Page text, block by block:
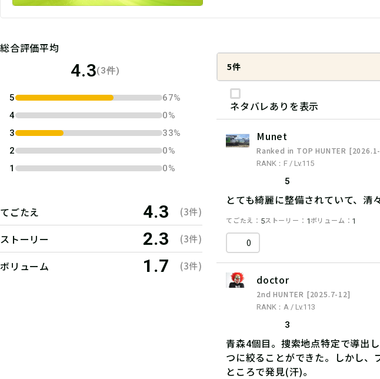
総合評価平均
4.3(3件)
5
67%
4
0%
3
33%
2
0%
1
0%
てごたえ 4.3 (3件)
ストーリー 2.3 (3件)
ボリューム 1.7 (3件)
5件
ネタバレありを表示
Munet
Ranked in TOP HUNTER
RANK：F / Lv.115
5
とても綺麗に整備されていて、清
てごたえ 5ストーリー 1 ボリューム 1
0
doctor
2nd HUNTER [2025.7-12]
RANK：A / Lv.113
3
青森4個目。捜索地点特定で導出
つに絞ることができた。しかし
ところで発見(汗)。